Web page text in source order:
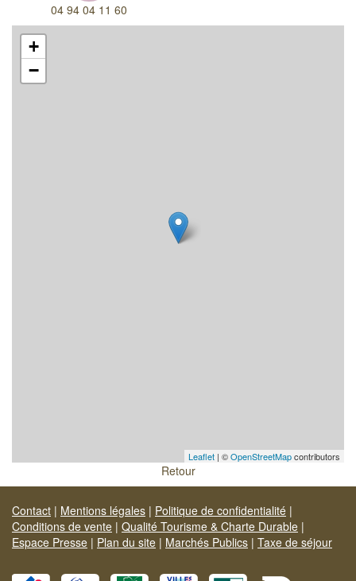
04 94 04 11 60
+
−
Leaflet | ©OpenStreetMapcontributors
Retour
Contact | Mentions légales | Politique de confidentialité |
Conditions de vente | Qualité Tourisme & Charte Durable |
Espace Presse | Plan du site | Marchés Publics | Taxe de séjour